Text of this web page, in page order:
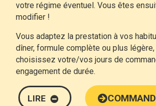
LIRE
votre régime éventuel. Vous êtes
modifier !
Vous adaptez la prestation à vos
dîner, formule complète ou plus
choisissez votre/vos jours de
engagement de durée.